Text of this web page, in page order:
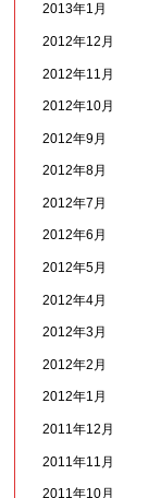
2013年1月
2012年12月
2012年11月
2012年10月
2012年9月
2012年8月
2012年7月
2012年6月
2012年5月
2012年4月
2012年3月
2012年2月
2012年1月
2011年12月
2011年11月
2011年10月